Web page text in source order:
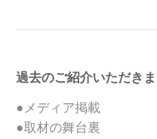
過去のご紹介いただき
●メディア掲載
●取材の舞台裏